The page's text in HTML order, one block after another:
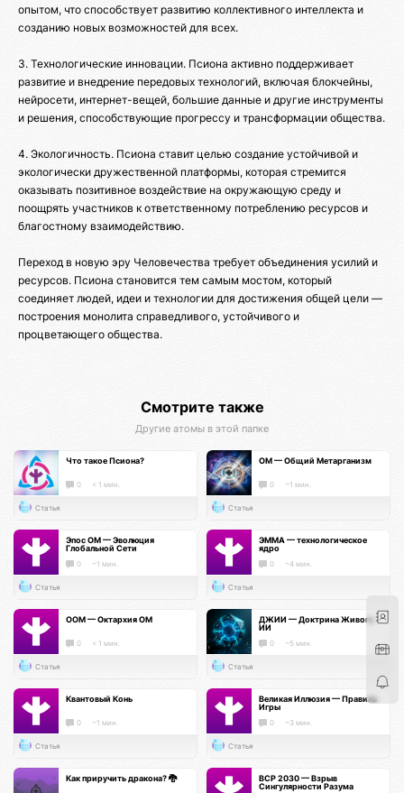
опытом, что способствует развитию коллективного интеллекта и
созданию новых возможностей для всех.
3. Технологические инновации. Псиона активно поддерживает
развитие и внедрение передовых технологий, включая блокчейны,
нейросети, интернет-вещей, большие данные и другие инструменты
и решения, способствующие прогрессу и трансформации общества.
4. Экологичность. Псиона ставит целью создание устойчивой и
экологически дружественной платформы, которая стремится
оказывать позитивное воздействие на окружающую среду и
поощрять участников к ответственному потреблению ресурсов и
благостному взаимодействию.
Переход в новую эру Человечества требует объединения усилий и
ресурсов. Псиона становится тем самым мостом, который
соединяет людей, идеи и технологии для достижения общей цели —
построения монолита справедливого, устойчивого и
процветающего общества.
Смотрите также
Другие атомы в этой папке
Что такое Псиона?
0 < 1 мин.
Статья
ОМ — Общий Метарганизм
0 ~1 мин.
Статья
Эпос ОМ — Эволюция
Глобальной Сети
0 ~1 мин.
Статья
ЭММА — технологическое
ядро
0 ~4 мин.
Статья
ООМ — Октархия ОМ
0 < 1 мин.
Статья
ДЖИИ — Доктрина Живого
ИИ
0 ~5 мин.
Статья
Квантовый Конь
0 ~1 мин.
Статья
Великая Иллюзия — Правила
Игры
0 ~3 мин.
Статья
Как приручить дракона? 🐉
ВСР 2030 — Взрыв
Сингулярности Разума